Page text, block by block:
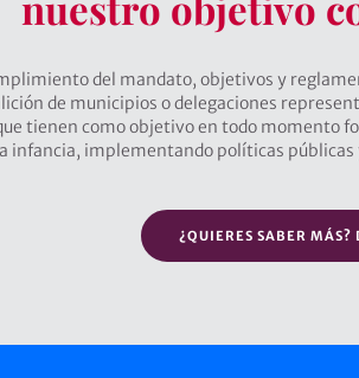
del mandato, objetivos y
de municipios o delegaciones
tienen como objetivo en todo momento
infancia, implementando políticas públicas
¿QUIERES SABER MÁS?